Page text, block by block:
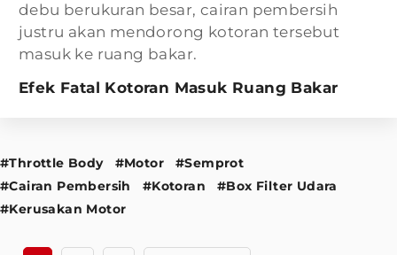
debu berukuran besar, cairan pembersih
justru akan mendorong kotoran tersebut
masuk ke ruang bakar.
Efek Fatal Kotoran Masuk Ruang Bakar
#Throttle Body #Motor
#Semprot
#Cairan Pembersih
#Kotoran
#Box Filter Udara
#Kerusakan Motor